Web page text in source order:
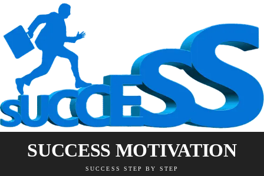
content
SUCCESS MOTIVATION
SUCCESS STEP BY STEP